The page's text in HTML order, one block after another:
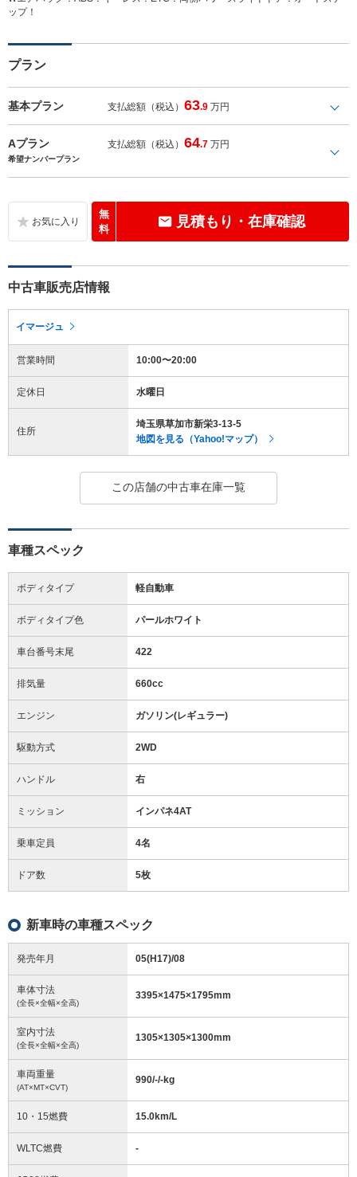
ップ！
プラン
基本プラン 支払総額（税込）63.9 万円
Aプラン 支払総額（税込）64.7 万円
希望ナンバープラン
無
料
見積もり・在庫確認
中古車販売店情報
イマージュ
営業時間 10:00〜20:00
定休日 水曜日
住所
埼玉県草加市新栄3-13-5
地図を見る（Yahoo!マップ）
この店舗の中古車在庫一覧
車種スペック
ボディタイプ 軽自動車
ボディタイプ色 パールホワイト
車台番号末尾 422
排気量 660cc
エンジン ガソリン(レギュラー)
駆動方式 2WD
ハンドル 右
ミッション インパネ4AT
乗車定員 4名
ドア数 5枚
新車時の車種スペック
発売年月 05(H17)/08
車体寸法
(全長×全幅×全高)
3395×1475×1795mm
室内寸法
(全長×全幅×全高)
1305×1305×1300mm
車両重量
(AT×MT×CVT)
990/-/-kg
10・15燃費 15.0km/L
WLTC燃費 -